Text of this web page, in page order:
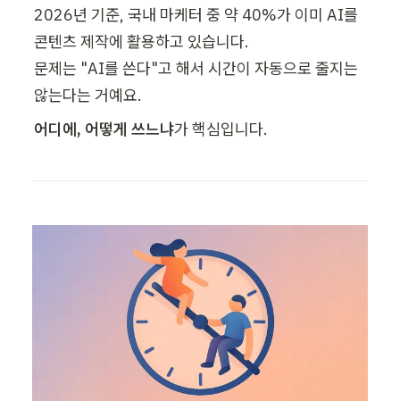
2026년 기준, 국내 마케터 중 약 40%가 이미 AI를
콘텐츠 제작에 활용하고 있습니다.
문제는 "AI를 쓴다"고 해서 시간이 자동으로 줄지는
않는다는 거예요.
어디에, 어떻게 쓰느냐가 핵심입니다.